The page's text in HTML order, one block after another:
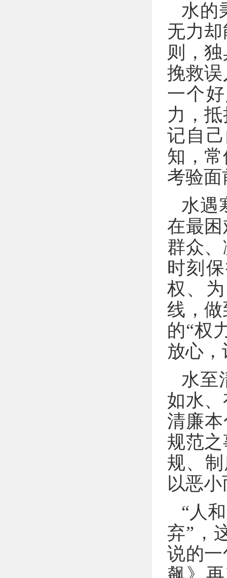
水的
无力
则，
挽救
一个
力，
记自
知，
考验
水遇
在最
群众
时刻
权、
线，
的“权
放心
水至
如水
清廉
规范
规、
以恶
“人
弃”，
说的